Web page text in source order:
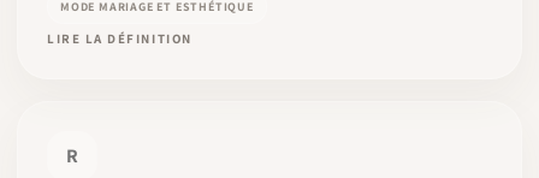
MODE MARIAGE ET ESTHÉTIQUE
LIRE LA DÉFINITION
R